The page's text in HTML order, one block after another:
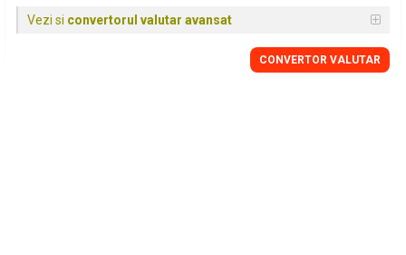
Vezi si convertorul valutar avansat
CONVERTOR VALUTAR